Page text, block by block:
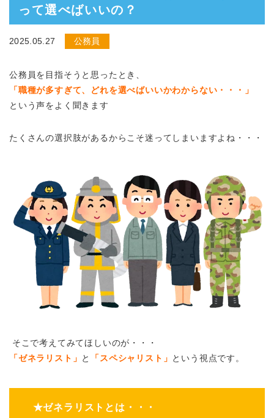
って選べばいいの？
2025.05.27 公務員
公務員を目指そうと思ったとき、
「職種が多すぎて、どれを選べばいいかわからない・・・」
という声をよく聞きます
たくさんの選択肢があるからこそ迷ってしまいますよね・・・
そこで考えてみてほしいのが・・・
「ゼネラリスト」 と 「スペシャリスト」 という視点です。
★ゼネラリストとは・・・